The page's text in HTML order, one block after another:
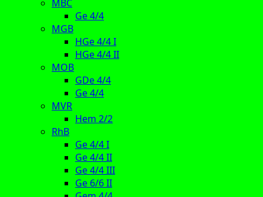
MBC
Ge 4/4
MGB
HGe 4/4 I
HGe 4/4 II
MOB
GDe 4/4
Ge 4/4
MVR
Hem 2/2
RhB
Ge 4/4 I
Ge 4/4 II
Ge 4/4 III
Ge 6/6 II